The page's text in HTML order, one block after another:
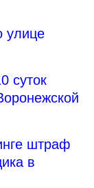
улице
суток
штраф
в